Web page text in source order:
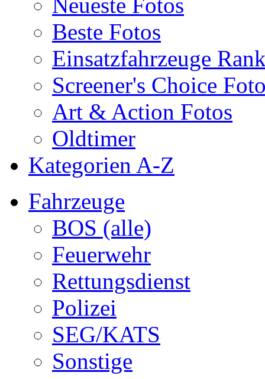
Beste Fotos
Einsatzfahrzeuge
Screener's Choice
Art & Action Fotos
Oldtimer
Kategorien A-Z
Fahrzeuge
BOS (alle)
Feuerwehr
Rettungsdienst
Polizei
SEG/KATS
Sonstige